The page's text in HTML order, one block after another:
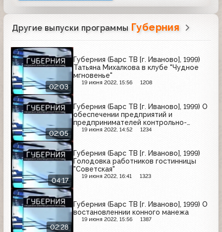
Другие выпуски программы Губерния
02:03
Губерния (Барс ТВ [г. Иваново], 1999)
Татьяна Михалкова в клубе "Чудное
мгновенье"
19 июня 2022, 15:56 1208
02:05
Губерния (Барс ТВ [г. Иваново], 1999) О
обеспечении предприятий и
предпринимателей контрольно-
кассовыми машинами
19 июня 2022, 14:52 1234
04:17
Губерния (Барс ТВ [г. Иваново], 1999)
Голодовка работников гостинницы
"Советская"
19 июня 2022, 16:41 1323
02:28
Губерния (Барс ТВ [г. Иваново], 1999) О
востановленнии конного манежа
19 июня 2022, 15:56 1387